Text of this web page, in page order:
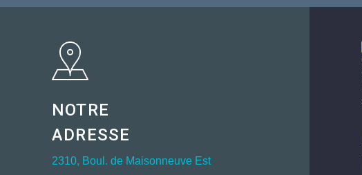
NOTRE
ADRESSE
2310, Boul. de Maisonneuve Est